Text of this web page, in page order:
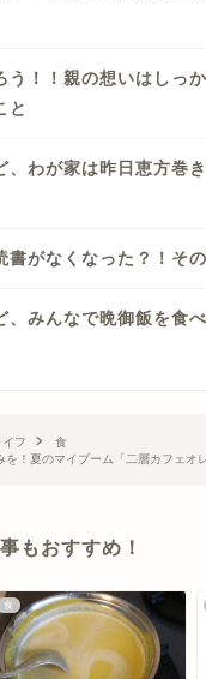
う！！親の想いはしっ
と
、わが家は昨日恵方巻
書がなくなった？！そ
、みんなで晩御飯を食
イフ
食
を！夏のマイブーム「二層カフェオ
もおすすめ！
食